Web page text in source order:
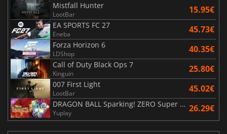
Mistfall Hunter
LootBar 15.95€
EA SPORTS FC 27
Eneba 45.73€
Forza Horizon 6
LDShop 40.35€
Call of Duty Black Ops 7
Kinguin 25.80€
007 First Light
LootBar 45.02€
DRAGON BALL Sparking! ZERO Super Limit Breaking NEO
Yuplay 26.29€